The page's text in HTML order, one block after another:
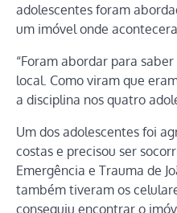
adolescentes foram
um imóvel onde
“Foram abordar para
local. Como viram que
a disciplina nos quatro
Um dos adolescentes foi
costas e precisou ser
Emergência e Trauma de
também tiveram os
conseguiu encontrar o